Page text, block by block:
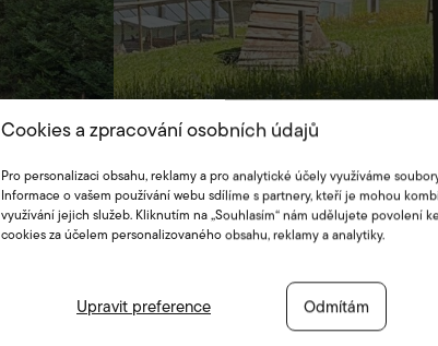
Cookies a zpracování osobních údajů
Pro personalizaci obsahu, reklamy a pro analytické účely využíváme
Informace o vašem používání webu sdílíme s partnery, kteří je mohou
využívání jejich služeb. Kliknutím na „Souhlasím“ nám udělujete povolení
cookies za účelem personalizovaného obsahu, reklamy a analytiky.
Odmítám
Upravit preference